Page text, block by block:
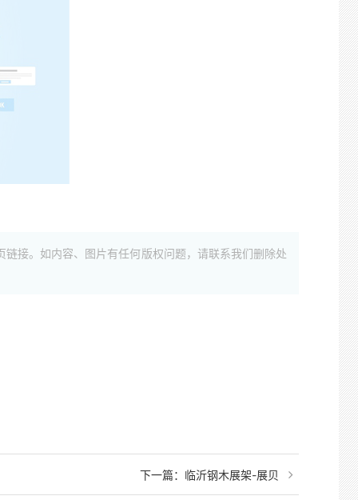
接。如内容、图片有任何版权问题，请联系我们删除处
下一篇： 临沂钢木展架-展贝